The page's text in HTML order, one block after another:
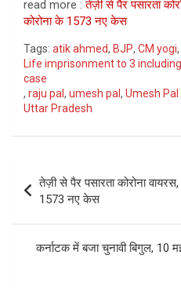
read more :तेज़ी से पैर पसारता
कोरोना के 1573 नए केस
Tags: atik ahmed, BJP, CM yogi,
Life imprisonment to 3
case
, raju pal , umesh pal , Umesh
Uttar Pradesh
Post
navigation
तेज़ी से पैर पसारता कोरोना
1573 नए केस
कर्नाटक में बजा चुनावी बिगुल, 10